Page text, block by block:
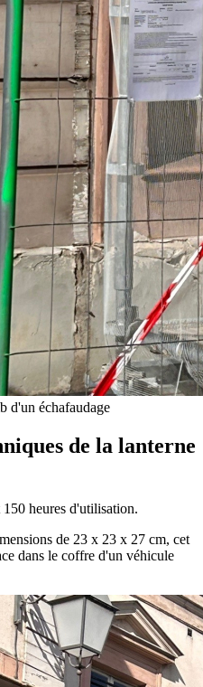
d'un échafaudage
de la lanterne
heures d'utilisation.
de 23 x 23 x 27 cm, cet
dans le coffre d'un véhicule